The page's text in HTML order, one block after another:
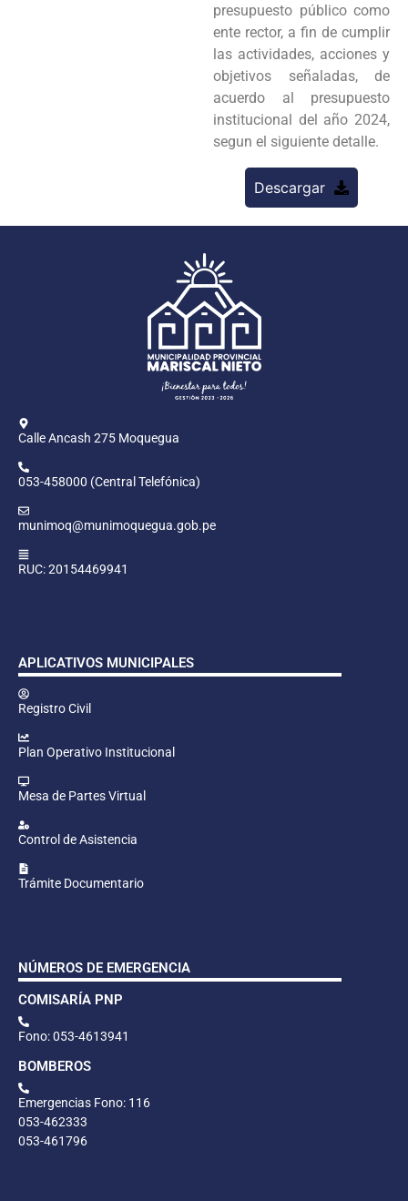
presupuesto público como
ente rector, a fin de cumplir
las actividades, acciones y
objetivos señaladas, de
acuerdo al presupuesto
institucional del año 2024,
segun el siguiente detalle.
Descargar
Calle Ancash 275 Moquegua
053-458000 (Central Telefónica)
munimoq@munimoquegua.gob.pe
RUC: 20154469941
APLICATIVOS MUNICIPALES
Registro Civil
Plan Operativo Institucional
Mesa de Partes Virtual
Control de Asistencia
Trámite Documentario
NÚMEROS DE EMERGENCIA
COMISARÍA PNP
Fono: 053-4613941
BOMBEROS
Emergencias Fono: 116
053-462333
053-461796